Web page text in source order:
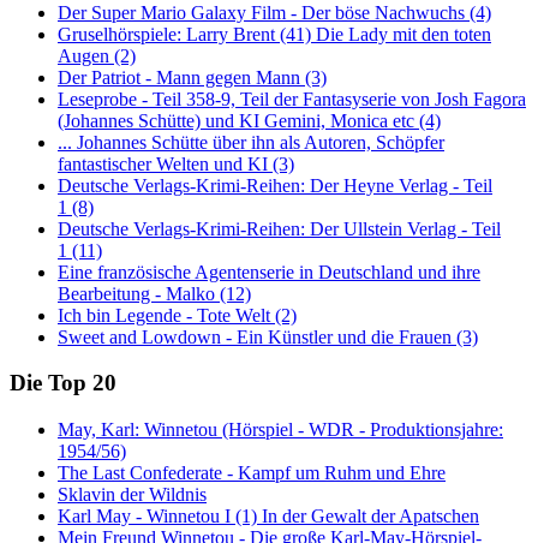
Der Super Mario Galaxy Film - Der böse Nachwuchs (4)
Gruselhörspiele: Larry Brent (41) Die Lady mit den toten
Augen (2)
Der Patriot - Mann gegen Mann (3)
Leseprobe - Teil 358-9, Teil der Fantasyserie von Josh Fagora
(Johannes Schütte) und KI Gemini, Monica etc (4)
... Johannes Schütte über ihn als Autoren, Schöpfer
fantastischer Welten und KI (3)
Deutsche Verlags-Krimi-Reihen: Der Heyne Verlag - Teil
1 (8)
Deutsche Verlags-Krimi-Reihen: Der Ullstein Verlag - Teil
1 (11)
Eine französische Agentenserie in Deutschland und ihre
Bearbeitung - Malko (12)
Ich bin Legende - Tote Welt (2)
Sweet and Lowdown - Ein Künstler und die Frauen (3)
Die Top 20
May, Karl: Winnetou (Hörspiel - WDR - Produktionsjahre:
1954/56)
The Last Confederate - Kampf um Ruhm und Ehre
Sklavin der Wildnis
Karl May - Winnetou I (1) In der Gewalt der Apatschen
Mein Freund Winnetou - Die große Karl-May-Hörspiel-